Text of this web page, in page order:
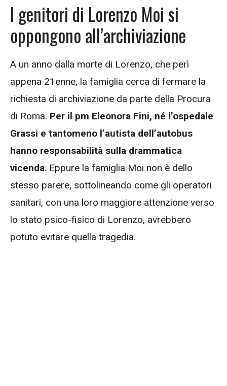
I genitori di Lorenzo Moi si
oppongono all’archiviazione
A un anno dalla morte di Lorenzo, che perì
appena 21enne, la famiglia cerca di fermare la
richiesta di archiviazione da parte della Procura
di Roma. Per il pm Eleonora Fini, né l’ospedale
Grassi e tantomeno l’autista dell’autobus
hanno responsabilità sulla drammatica
vicenda. Eppure la famiglia Moi non è dello
stesso parere, sottolineando come gli operatori
sanitari, con una loro maggiore attenzione verso
lo stato psico-fisico di Lorenzo, avrebbero
potuto evitare quella tragedia.